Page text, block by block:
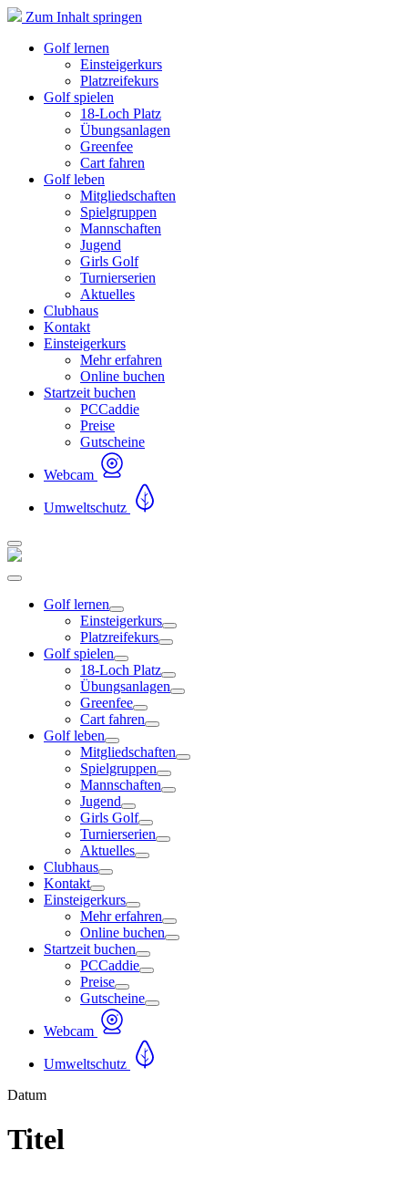
Zum Inhalt springen
Golf lernen
Einsteigerkurs
Platzreifekurs
Golf spielen
18-Loch Platz
Übungsanlagen
Greenfee
Cart fahren
Golf leben
Mitgliedschaften
Spielgruppen
Mannschaften
Jugend
Girls Golf
Turnierserien
Aktuelles
Clubhaus
Kontakt
Einsteigerkurs
Mehr erfahren
Online buchen
Startzeit buchen
PCCaddie
Preise
Gutscheine
Webcam
Umweltschutz
Golf lernen
Einsteigerkurs
Platzreifekurs
Golf spielen
18-Loch Platz
Übungsanlagen
Greenfee
Cart fahren
Golf leben
Mitgliedschaften
Spielgruppen
Mannschaften
Jugend
Girls Golf
Turnierserien
Aktuelles
Clubhaus
Kontakt
Einsteigerkurs
Mehr erfahren
Online buchen
Startzeit buchen
PCCaddie
Preise
Gutscheine
Webcam
Umweltschutz
Datum
Titel